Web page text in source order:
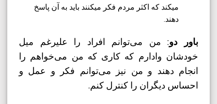
میکند که اکثر مردم فکر میکنند باید به آن پاسخ
دهند.
باور دو: من می‌توانم افراد را علیرغم میل
خودشان وادارم که کاری که من می‌خواهم را
انجام دهند و من نیز می‌توانم فکر و عمل و
احساس دیگران را کنترل کنم.